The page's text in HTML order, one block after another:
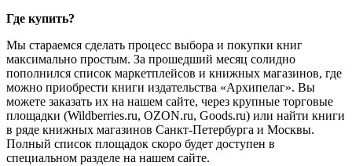
Где купить?
Мы стараемся сделать процесс выбора и покупки книг
максимально простым. За прошедший месяц солидно
пополнился список маркетплейсов и книжных магазинов, где
можно приобрести книги издательства «Архипелаг». Вы
можете заказать их на нашем сайте, через крупные торговые
площадки (Wildberries.ru, OZON.ru, Goods.ru) или найти книги
в ряде книжных магазинов Санкт-Петербурга и Москвы.
Полный список площадок скоро будет доступен в
специальном разделе на нашем сайте.